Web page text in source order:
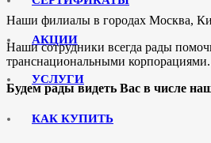
АКЦИИ
УСЛУГИ
КАК КУПИТЬ
Наши филиалы в городах Москва,
Наши сотрудники всегда рады
транснациональными корпорациями.
Будем рады видеть Вас в числе